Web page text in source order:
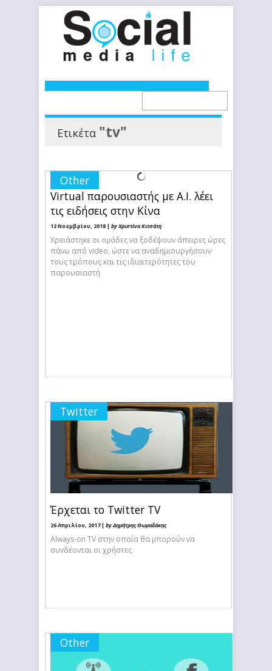
Ετικέτα "tv"
Other
Virtual παρουσιαστής με A.I. λέει
τις ειδήσεις στην Κίνα
12 Νοεμβρίου, 2018 | by Χριστίνα Κιτσάτη
Χρειάστηκε οι ομάδες να ξοδέψουν άπειρες ώρες
πάνω από video, ώστε να αναδημιουργήσουν
τους τρόπους και τις ιδιαιτερότητες του
παρουσιαστή
Twitter
Έρχεται το Twitter TV
26 Απριλίου, 2017 | by Δημήτρης Θωμαδάκης
Always-on TV στην οποία θα μπορούν να
συνδέονται οι χρήστες
Other